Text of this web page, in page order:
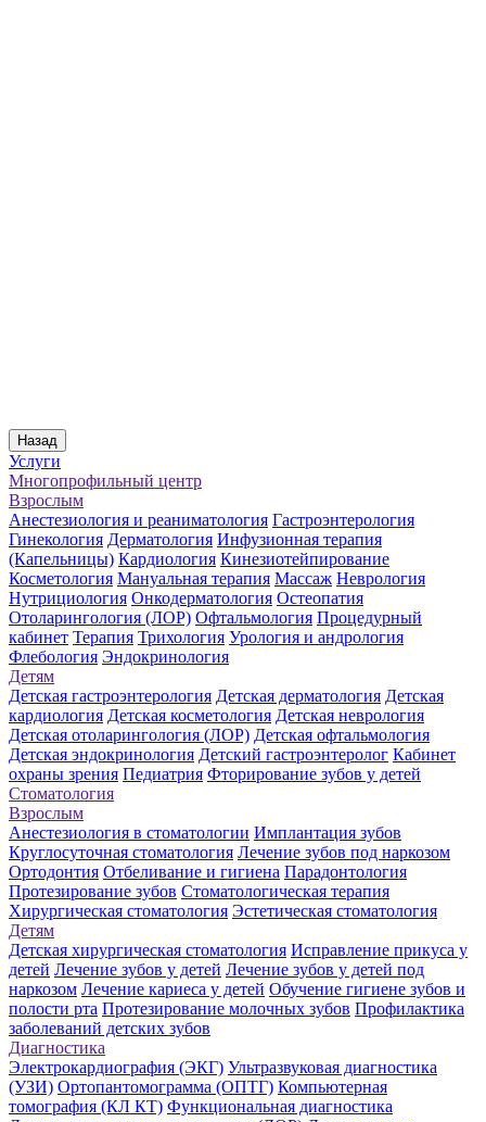
Назад
Услуги
Многопрофильный центр
Взрослым
Анестезиология и реаниматология Гастроэнтерология
Гинекология Дерматология Инфузионная терапия
(Капельницы) Кардиология Кинезиотейпирование
Косметология Мануальная терапия Массаж Неврология
Нутрициология Онкодерматология Остеопатия
Отоларингология (ЛОР) Офтальмология Процедурный
кабинет Терапия Трихология Урология и андрология
Флебология Эндокринология
Детям
Детская гастроэнтерология Детская дерматология Детская
кардиология Детская косметология Детская неврология
Детская отоларингология (ЛОР) Детская офтальмология
Детская эндокринология Детский гастроэнтеролог Кабинет
охраны зрения Педиатрия Фторирование зубов у детей
Стоматология
Взрослым
Анестезиология в стоматологии Имплантация зубов
Круглосуточная стоматология Лечение зубов под наркозом
Ортодонтия Отбеливание и гигиена Парадонтология
Протезирование зубов Стоматологическая терапия
Хирургическая стоматология Эстетическая стоматология
Детям
Детская хирургическая стоматология Исправление прикуса у
детей Лечение зубов у детей Лечение зубов у детей под
наркозом Лечение кариеса у детей Обучение гигиене зубов и
полости рта Протезирование молочных зубов Профилактика
заболеваний детских зубов
Диагностика
Электрокардиография (ЭКГ) Ультразвуковая диагностика
(УЗИ) Ортопантомограмма (ОПТГ) Компьютерная
томография (КЛ КТ) Функциональная диагностика